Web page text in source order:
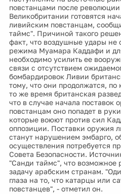
повстанцами после
Великобритании готовятся
ливийским повстанцам,
таймс". Причиной такого
факт, что воздушные удары не
режима Муамара Каддафи и
необходимо усилить ее
связи с отсутствием
бомбардировок Ливии
тому, что они продолжатся,
то же время британская
что в случае начала поставок
повстанцам оно попадет в
которые воюют против сил
оппозиции. Поставки оружия
станут нарушением эмбарго,
осуществления потребуется
Совета Безопасности.
"Санди таймс", что возможное
задачу арабским странам.
глаза на то, что катарцы или
повстанцев", - отметил он.